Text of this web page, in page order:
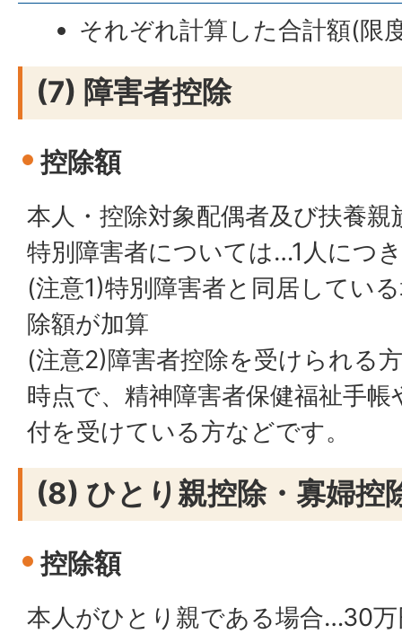
それぞれ計算した合計額(限
(7) 障害者控除
控除額
本人・控除対象配偶者及び扶養
特別障害者については…1人につ
(注意1)特別障害者と同居してい
除額が加算
(注意2)障害者控除を受けられる
時点で、精神障害者保健福祉手
付を受けている方などです。
(8) ひとり親控除・寡婦控
控除額
本人がひとり親である場合…30